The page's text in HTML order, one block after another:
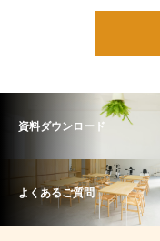
資料ダウンロード
よくあるご質問